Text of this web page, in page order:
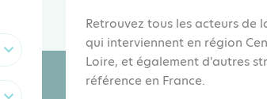
Retrouvez tous les acteurs de
qui interviennent en région
Loire, et également d'autres
référence en France.